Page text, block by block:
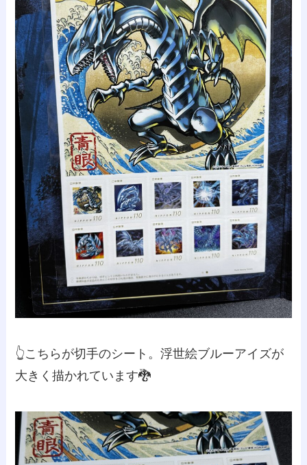
👆️こちらが切手のシート。浮世絵ブルーアイズが
大きく描かれています🐉